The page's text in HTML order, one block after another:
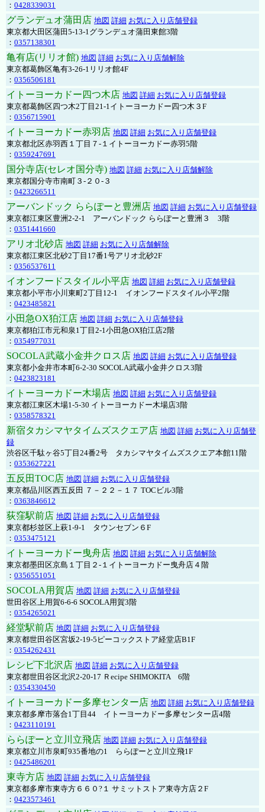
： 0428339031
グランデュオ蒲田店 地図 詳細 お気に入り店舗登録
東京都大田区蒲田5-13-1グランデュオ蒲田東館3階
： 0357138301
亀有店(リリオ館) 地図 詳細 お気に入り店舗解除
東京都葛飾区亀有3-26-1リリオ館4F
： 0356506181
イトーヨーカドー四つ木店 地図 詳細 お気に入り店舗登録
東京都葛飾区四つ木2丁目21-1イトーヨーカドー四つ木３F
： 0356715901
イトーヨーカドー赤羽店 地図 詳細 お気に入り店舗登録
東京都北区赤羽西１丁目７-１イトーヨーカドー赤羽5階
： 0359247691
国分寺店(セレオ国分寺) 地図 詳細 お気に入り店舗解除
東京都国分寺市南町３-２０-３
： 0423266511
アーバンドック ららぽーと豊洲店 地図 詳細 お気に入り店舗登録
東京都江東区豊洲2-2-1 アーバンドック ららぽーと豊洲３ 3階
： 0351441660
アリオ北砂店 地図 詳細 お気に入り店舗解除
東京都江東区北砂2丁目17番1号アリオ北砂2F
： 0356537611
イオンフードスタイル小平店 地図 詳細 お気に入り店舗登録
東京都小平市小川東町2丁目12-1 イオンフードスタイル小平2階
： 0423485821
小田急OX狛江店 地図 詳細 お気に入り店舗登録
東京都狛江市元和泉1丁目2-1小田急OX狛江店2階
： 0354977031
SOCOLA武蔵小金井クロス店 地図 詳細 お気に入り店舗登録
東京都小金井市本町6-2-30 SOCOLA武蔵小金井クロス3階
： 0423823181
イトーヨーカドー木場店 地図 詳細 お気に入り店舗登録
東京都江東区木場1-5-30 イトーヨーカドー木場店3階
： 0358578321
新宿タカシマヤタイムズスクエア店 地図 詳細 お気に入り店舗登
録
渋谷区千駄ヶ谷5丁目24番2号 タカシマヤタイムズスクエア本館11階
： 0353627221
五反田TOC店 地図 詳細 お気に入り店舗登録
東京都品川区西五反田 ７－２２－１７ TOCビル3階
： 0363846612
荻窪駅前店 地図 詳細 お気に入り店舗登録
東京都杉並区上萩1-9-1 タウンセブン６F
： 0353475121
イトーヨーカドー曳舟店 地図 詳細 お気に入り店舗解除
東京都墨田区京島１丁目２-１イトーヨーカドー曳舟店４階
： 0356551051
SOCOLA用賀店 地図 詳細 お気に入り店舗登録
世田谷区上用賀6-6-6 SOCOLA用賀3階
： 0354265021
経堂駅前店 地図 詳細 お気に入り店舗登録
東京都世田谷区宮坂2-19-5ピーコックストア経堂店B1F
： 0354262431
レシピ下北沢店 地図 詳細 お気に入り店舗登録
東京都世田谷区北沢2-20-17 Ｒecipe SHIMOKITA 6階
： 0354330450
イトーヨーカドー多摩センター店 地図 詳細 お気に入り店舗登録
東京都多摩市落合1丁目44 イトーヨーカドー多摩センター店4階
： 0423110191
ららぽーと立川立飛店 地図 詳細 お気に入り店舗登録
東京都立川市泉町935番地の1 ららぽーと立川立飛1F
： 0425486201
東寺方店 地図 詳細 お気に入り店舗登録
東京都多摩市東寺方６６０?１ サミットストア東寺方店２F
： 0423573461